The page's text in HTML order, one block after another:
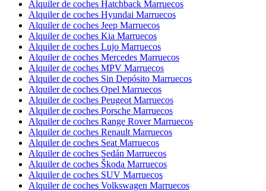
Alquiler de coches Hatchback Marruecos
Alquiler de coches Hyundai Marruecos
Alquiler de coches Jeep Marruecos
Alquiler de coches Kia Marruecos
Alquiler de coches Lujo Marruecos
Alquiler de coches Mercedes Marruecos
Alquiler de coches MPV Marruecos
Alquiler de coches Sin Depósito Marruecos
Alquiler de coches Opel Marruecos
Alquiler de coches Peugeot Marruecos
Alquiler de coches Porsche Marruecos
Alquiler de coches Range Rover Marruecos
Alquiler de coches Renault Marruecos
Alquiler de coches Seat Marruecos
Alquiler de coches Sedán Marruecos
Alquiler de coches Škoda Marruecos
Alquiler de coches SUV Marruecos
Alquiler de coches Volkswagen Marruecos